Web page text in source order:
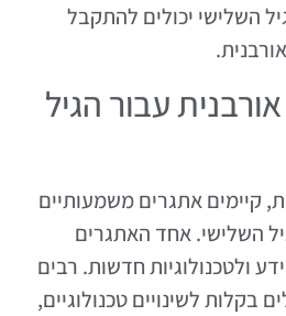
השלישי יכולים להתקבל
עבור הגיל
קיימים אתגרים משמעותיים
השלישי. אחד האתגרים
ולטכנולוגיות חדשות. רבים
בקלות לשינויים טכנולוגיים,